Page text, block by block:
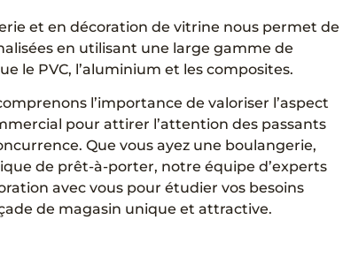
et en décoration de vitrine nous permet de
en utilisant une large gamme de
le PVC, l’aluminium et les composites.
l’importance de valoriser l’aspect
pour attirer l’attention des passants
Que vous ayez une boulangerie,
de prêt-à-porter, notre équipe d’experts
avec vous pour étudier vos besoins
de magasin unique et attractive.